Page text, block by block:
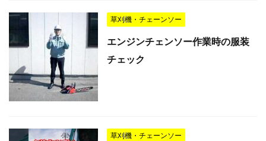
草刈機・チェーンソー
エンジンチェンソー作業時の服装
チェック
草刈機・チェーンソー